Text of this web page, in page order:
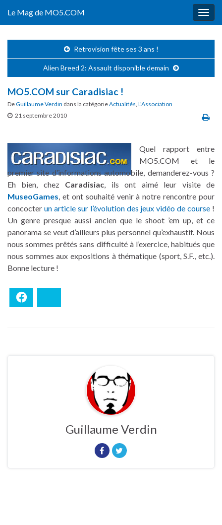
Le Mag de MO5.COM
Retrovision fête ses 3 ans !
Alien Breed 2: Assault disponible demain
MO5.COM sur Caradisiac !
DeGuillaume Verdin dans la catégorieActualités, L'Association
21 septembre 2010
Quel rapport entre
MO5.COM et le
premier site d’informations automobile, demanderez-vous ?
Eh bien, chez Caradisiac, ils ont aimé leur visite de
MuseoGames, et ont souhaité venir à notre rencontre pour
concocter un article sur l’évolution des jeux vidéo de course !
Un genre presque aussi ancien que le shoot ’em up, et ce
panorama se veut d’ailleurs plus personnel qu’exhaustif. Nous
nous sommes prêtés sans difficulté à l’exercice, habitués que
nous sommes aux expositions à thématique (sport, S.F., etc.).
Bonne lecture !
Guillaume Verdin